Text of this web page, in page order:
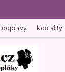
dopravy Kontakty